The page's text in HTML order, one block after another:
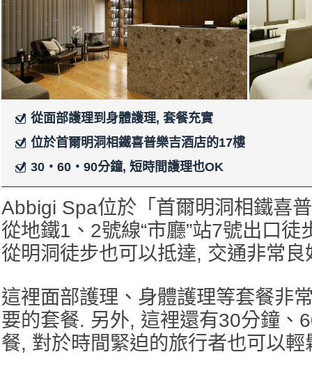
從面部護理到身體護理, 套餐充實
位於首爾明洞相鐵喜普樂吉酒店的17樓
30・60・90分鐘, 短時間護理也OK
Abbigi Spa位於「首爾明洞相鐵喜
從地鐵1、2號線“市廳”站7號出口
從明洞徒步也可以​抵達, 交通非常良
這裡面部護理、身體護理等套餐非
要的套餐. 另外, 這裡還有30分鐘、
餐, 對於時間緊迫的旅行者也可以